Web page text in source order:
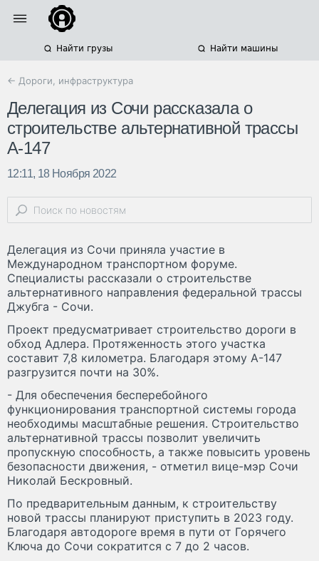
Найти грузы Найти машины
← Дороги, инфраструктура
Делегация из Сочи рассказала о
строительстве альтернативной трассы
А-147
12:11, 18 Ноября 2022
Делегация из Сочи приняла участие в
Международном транспортном форуме.
Специалисты рассказали о строительстве
альтернативного направления федеральной трассы
Джубга - Сочи.
Проект предусматривает строительство дороги в
обход Адлера. Протяженность этого участка
составит 7,8 километра. Благодаря этому А-147
разгрузится почти на 30%.
- Для обеспечения бесперебойного
функционирования транспортной системы города
необходимы масштабные решения. Строительство
альтернативной трассы позволит увеличить
пропускную способность, а также повысить уровень
безопасности движения, - отметил вице-мэр Сочи
Николай Бескровный.
По предварительным данным, к строительству
новой трассы планируют приступить в 2023 году.
Благодаря автодороге время в пути от Горячего
Ключа до Сочи сократится с 7 до 2 часов.